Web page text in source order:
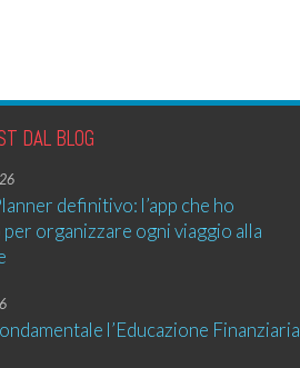
DAL BLOG
definitivo: l’app che ho
organizzare ogni viaggio alla
l’Educazione Finanziaria